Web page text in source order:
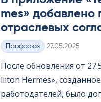
mes» добавлено
отраслевых
Категории
Профсоюз Kirjoitettu
27.05.2025
После обновления от
lii­ton Her­mes»,
работодателей, было